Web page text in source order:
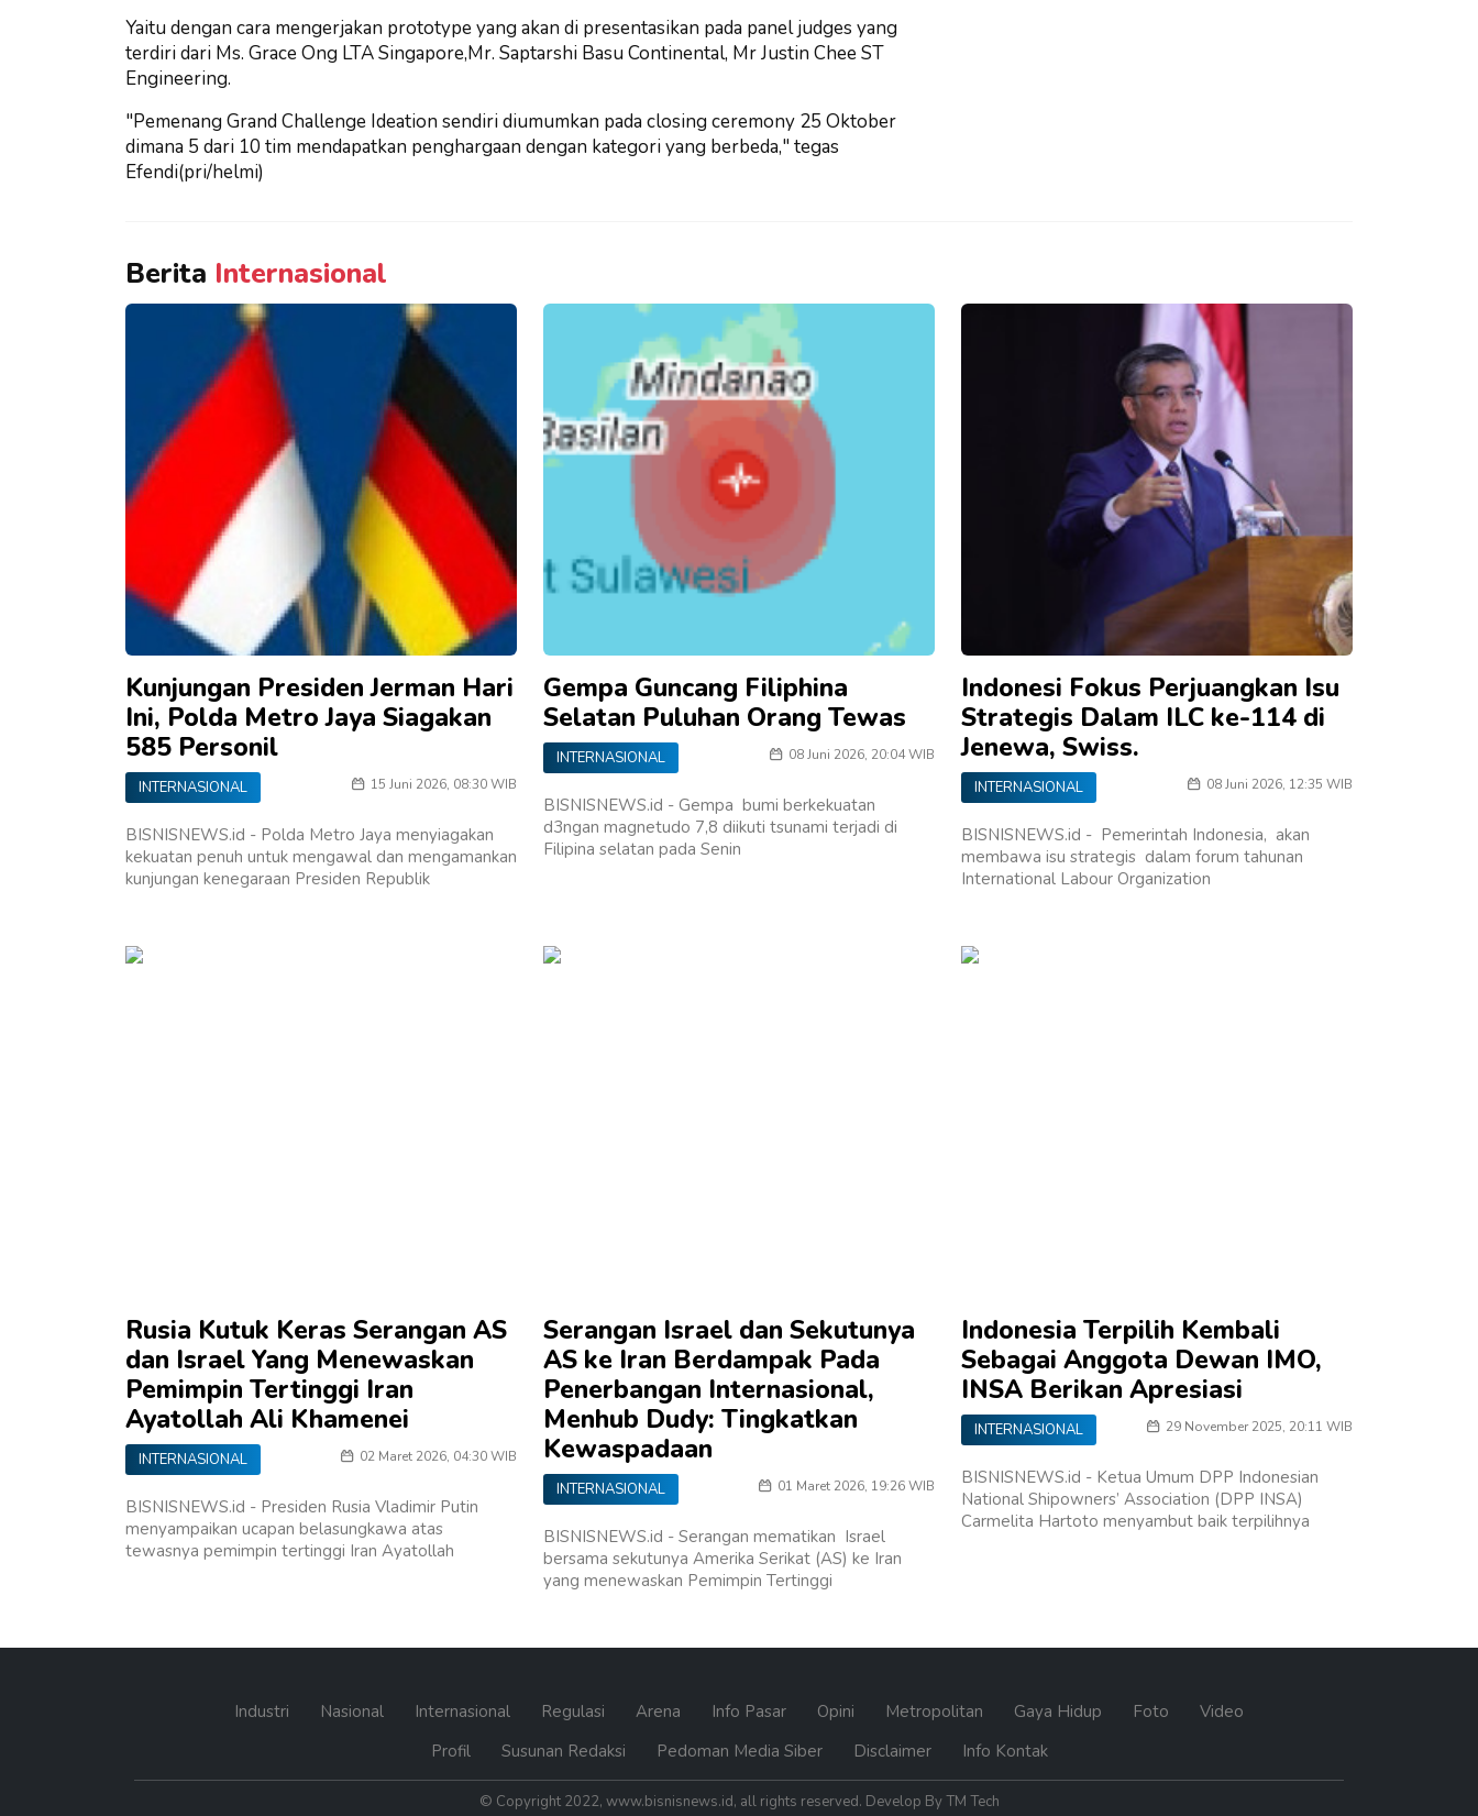
Yaitu dengan cara mengerjakan prototype yang akan di presentasikan pada panel judges yang
terdiri dari Ms. Grace Ong LTA Singapore,Mr. Saptarshi Basu Continental, Mr Justin Chee ST
Engineering.
"Pemenang Grand Challenge Ideation sendiri diumumkan pada closing ceremony 25 Oktober
dimana 5 dari 10 tim mendapatkan penghargaan dengan kategori yang berbeda," tegas
Efendi(pri/helmi)
Berita Internasional
Kunjungan Presiden Jerman Hari
Ini, Polda Metro Jaya Siagakan
585 Personil
INTERNASIONAL 15 Juni 2026, 08:30 WIB
BISNISNEWS.id - Polda Metro Jaya menyiagakan
kekuatan penuh untuk mengawal dan mengamankan
kunjungan kenegaraan Presiden Republik
Gempa Guncang Filiphina
Selatan Puluhan Orang Tewas
INTERNASIONAL 08 Juni 2026, 20:04 WIB
BISNISNEWS.id - Gempa bumi berkekuatan
d3ngan magnetudo 7,8 diikuti tsunami terjadi di
Filipina selatan pada Senin
Indonesi Fokus Perjuangkan Isu
Strategis Dalam ILC ke-114 di
Jenewa, Swiss.
INTERNASIONAL 08 Juni 2026, 12:35 WIB
BISNISNEWS.id - Pemerintah Indonesia, akan
membawa isu strategis dalam forum tahunan
International Labour Organization
Rusia Kutuk Keras Serangan AS
dan Israel Yang Menewaskan
Pemimpin Tertinggi Iran
Ayatollah Ali Khamenei
INTERNASIONAL 02 Maret 2026, 04:30 WIB
BISNISNEWS.id - Presiden Rusia Vladimir Putin
menyampaikan ucapan belasungkawa atas
tewasnya pemimpin tertinggi Iran Ayatollah
Serangan Israel dan Sekutunya
AS ke Iran Berdampak Pada
Penerbangan Internasional,
Menhub Dudy: Tingkatkan
Kewaspadaan
INTERNASIONAL 01 Maret 2026, 19:26 WIB
BISNISNEWS.id - Serangan mematikan Israel
bersama sekutunya Amerika Serikat (AS) ke Iran
yang menewaskan Pemimpin Tertinggi
Indonesia Terpilih Kembali
Sebagai Anggota Dewan IMO,
INSA Berikan Apresiasi
INTERNASIONAL 29 November 2025, 20:11 WIB
BISNISNEWS.id - Ketua Umum DPP Indonesian
National Shipowners’ Association (DPP INSA)
Carmelita Hartoto menyambut baik terpilihnya
Industri Nasional Internasional Regulasi Arena Info Pasar Opini Metropolitan Gaya Hidup Foto
Video
Profil
Susunan Redaksi Pedoman Media Siber Disclaimer Info Kontak
© Copyright 2022, www.bisnisnews.id, all rights reserved. Develop By TM Tech